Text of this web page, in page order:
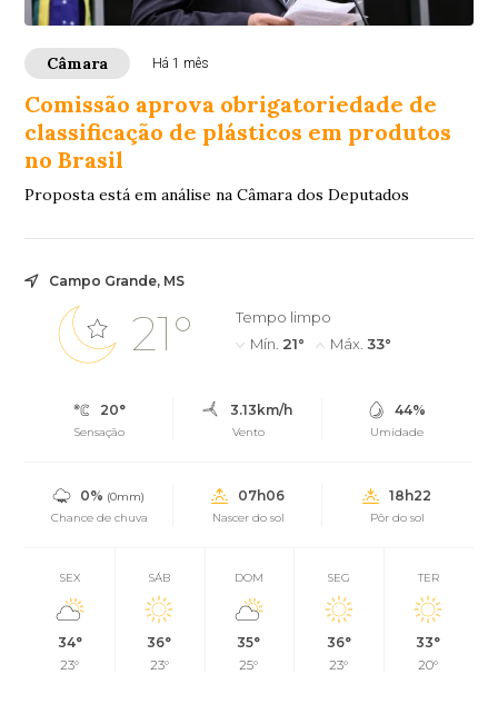
Câmara Há 1 mês
Comissão aprova obrigatoriedade de
classificação de plásticos em produtos
no Brasil
Proposta está em análise na Câmara dos Deputados
Campo Grande, MS
21°
Tempo limpo
Mín. 21° Máx. 33°
20°
Sensação
3.13km/h
Vento
44%
Umidade
0% (0mm)
Chance de chuva
07h06
Nascer do sol
18h22
Pôr do sol
SEX
34°
23°
SÁB
36°
23°
DOM
35°
25°
SEG
36°
23°
TER
33°
20°